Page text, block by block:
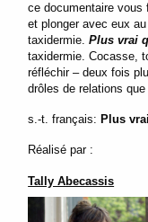
ce documentaire vous
et plonger avec eux
taxidermie.Plus vrai
taxidermie. Cocasse,
réfléchir – deux fois
drôles de relations
s.-t. français: Plus
Réalisé par :
Tally Abecassis